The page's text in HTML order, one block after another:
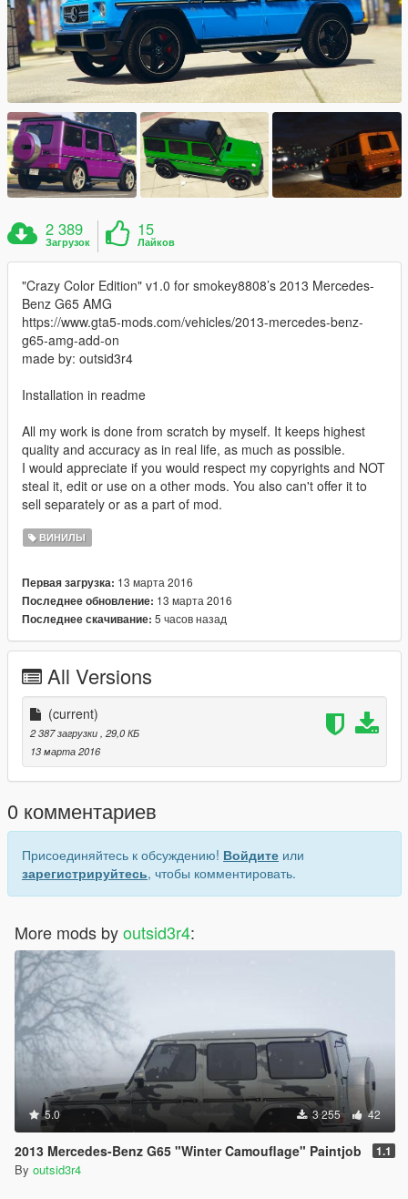
2 389
Загрузок
15
Лайков
"Crazy Color Edition" v1.0 for smokey8808’s 2013 Mercedes-
Benz G65 AMG
https://www.gta5-mods.com/vehicles/2013-mercedes-benz-
g65-amg-add-on
made by: outsid3r4
Installation in readme
All my work is done from scratch by myself. It keeps highest
quality and accuracy as in real life, as much as possible.
I would appreciate if you would respect my copyrights and NOT
steal it, edit or use on a other mods. You also can't offer it to
sell separately or as a part of mod.
ВИНИЛЫ
Первая загрузка: 13 марта 2016
Последнее обновление: 13 марта 2016
Последнее скачивание: 5 часов назад
All Versions
(current)
2 387 загрузки , 29,0 КБ
13 марта 2016
0 комментариев
Присоединяйтесь к обсуждению! Войдите или
зарегистрируйтесь, чтобы комментировать.
More mods byoutsid3r4:
5.0 3 255 42
2013 Mercedes-Benz G65 "Winter Camouflage" Paintjob 1.1
By outsid3r4